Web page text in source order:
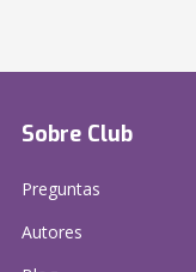
Sobre Club
Preguntas
Autores